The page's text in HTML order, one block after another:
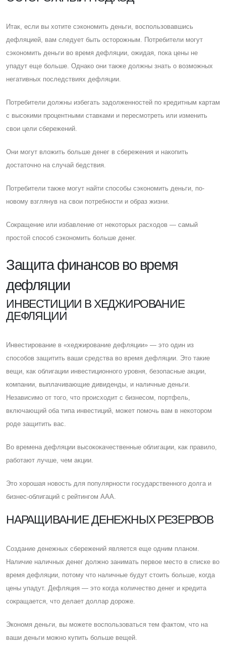
Итак, если вы хотите сэкономить деньги, воспользовавшись
дефляцией, вам следует быть осторожным. Потребители могут
сэкономить деньги во время дефляции, ожидая, пока цены не
упадут еще больше. Однако они также должны знать о возможных
негативных последствиях дефляции.
Потребители должны избегать задолженностей по кредитным картам
с высокими процентными ставками и пересмотреть или изменить
свои цели сбережений.
Они могут вложить больше денег в сбережения и накопить
достаточно на случай бедствия.
Потребители также могут найти способы сэкономить деньги, по-
новому взглянув на свои потребности и образ жизни.
Cокращение или избавление от некоторых расходов — самый
простой способ сэкономить больше денег.
Защита финансов во время
дефляции
ИНВЕСТИЦИИ В ХЕДЖИРОВАНИЕ
ДЕФЛЯЦИИ
Инвестирование в «хеджирование дефляции» — это один из
способов защитить ваши средства во время дефляции. Это такие
вещи, как облигации инвестиционного уровня, безопасные акции,
компании, выплачивающие дивиденды, и наличные деньги.
Независимо от того, что происходит с бизнесом, портфель,
включающий оба типа инвестиций, может помочь вам в некотором
роде защитить вас.
Во времена дефляции высококачественные облигации, как правило,
работают лучше, чем акции.
Это хорошая новость для популярности государственного долга и
бизнес-облигаций с рейтингом AAA.
НАРАЩИВАНИЕ ДЕНЕЖНЫХ РЕЗЕРВОВ
Cоздание денежных сбережений является еще одним планом.
Наличие наличных денег должно занимать первое место в списке во
время дефляции, потому что наличные будут стоить больше, когда
цены упадут. Дефляция — это когда количество денег и кредита
сокращается, что делает доллар дороже.
Экономя деньги, вы можете воспользоваться тем фактом, что на
ваши деньги можно купить больше вещей.